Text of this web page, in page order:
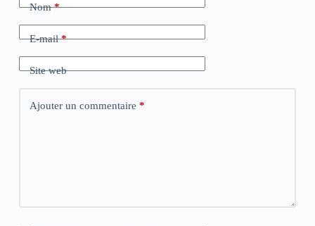
Nom*
E-mail*
Site web
Ajouter un commentaire *